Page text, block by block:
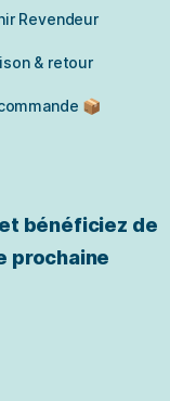
Revendeur
& retour
📦
bénéficiez de
prochaine